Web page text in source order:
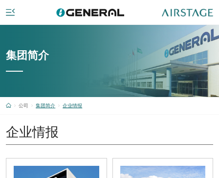
集团简介
公司 集团简介 企业情报
企业情报